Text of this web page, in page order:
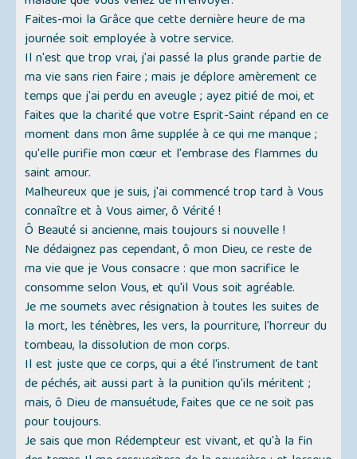
Faites-moi la Grâce que cette dernière heure de ma
journée soit employée à votre service.
Il n'est que trop vrai, j'ai passé la plus grande partie de
ma vie sans rien faire ; mais je déplore amèrement ce
temps que j'ai perdu en aveugle ; ayez pitié de moi, et
faites que la charité que votre Esprit-Saint répand en ce
moment dans mon âme supplée à ce qui me manque ;
qu'elle purifie mon cœur et l'embrase des flammes du
saint amour.
Malheureux que je suis, j'ai commencé trop tard à Vous
connaître et à Vous aimer, ô Vérité !
Ô Beauté si ancienne, mais toujours si nouvelle !
Ne dédaignez pas cependant, ô mon Dieu, ce reste de
ma vie que je Vous consacre : que mon sacrifice le
consomme selon Vous, et qu'il Vous soit agréable.
Je me soumets avec résignation à toutes les suites de
la mort, les ténèbres, les vers, la pourriture, l'horreur du
tombeau, la dissolution de mon corps.
Il est juste que ce corps, qui a été l'instrument de tant
de péchés, ait aussi part à la punition qu'ils méritent ;
mais, ô Dieu de mansuétude, faites que ce ne soit pas
pour toujours.
Je sais que mon Rédempteur est vivant, et qu'à la fin